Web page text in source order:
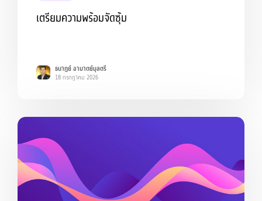
เตรียมความพร้อมจัดซุ้ม
ธนาฏย์ อามาตย์มุลตรี
18 กรกฎาคม 2026